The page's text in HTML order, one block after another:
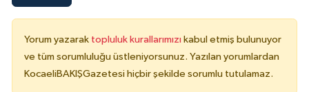
Yorum yazarak topluluk kurallarımızı kabul etmiş bulunuyor
ve tüm sorumluluğu üstleniyorsunuz. Yazılan yorumlardan
KocaeliBAKIŞGazetesi hiçbir şekilde sorumlu tutulamaz.